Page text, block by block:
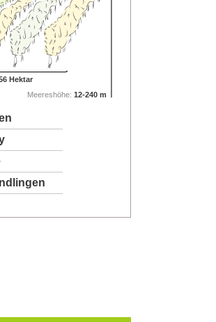
Hektar
Meereshöhe:12-240 m